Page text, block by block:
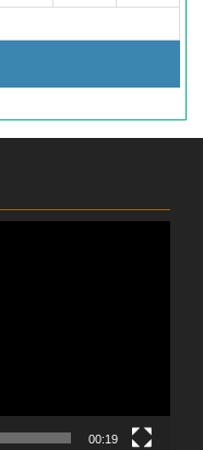
00:19